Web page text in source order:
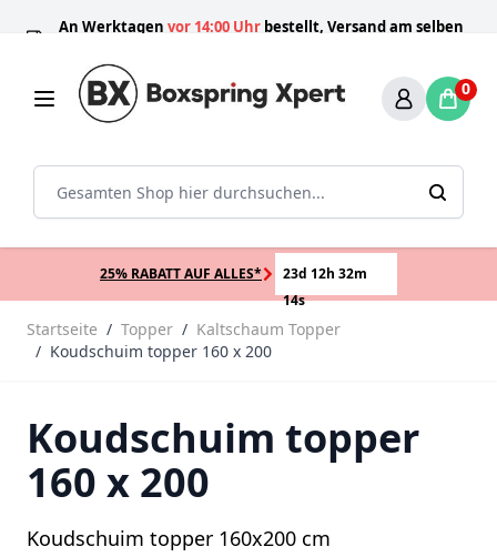
An Werktagen vor 14:00 Uhrbestellt, Versand am selben
100 Tage
Direkt Schlafprofis
Nummer 1
0
25% RABATT AUF ALLES*
23d 12h 32m
14s
Startseite / Topper / Kaltschaum Topper
/ Koudschuim topper 160 x 200
Koudschuim topper
160 x 200
Koudschuim topper 160x200 cm